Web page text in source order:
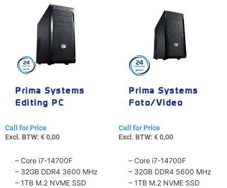
Prima Systems
Editing PC
Call for Price
Excl. BTW: €0,00
– Core i7-14700F
– 32GB DDR4 3600 MHz
– 1TB M.2 NVME SSD
Prima Systems
Foto/Video
Call for Price
Excl. BTW: €0,00
– Core i7-14700F
– 32GB DDR4 5600 MHz
– 1TB M.2 NVME SSD